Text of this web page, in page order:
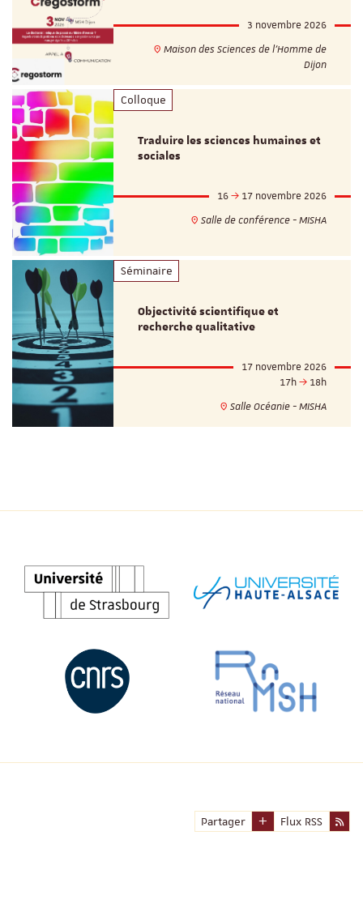
3 novembre 2026
Maison des Sciences de l'Homme de
Dijon
Colloque
Traduire les sciences humaines et
sociales
16
17 novembre 2026
Salle de conférence - MISHA
Séminaire
Objectivité scientifique et
recherche qualitative
17 novembre 2026
17h
18h
Salle Océanie - MISHA
Partager Flux RSS